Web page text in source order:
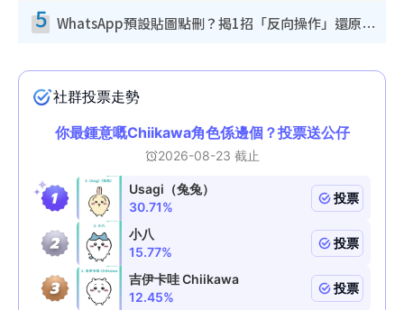
5 WhatsApp預設貼圖點刪？揭1招「反向操作」還原簡潔介面 附3步實測教學